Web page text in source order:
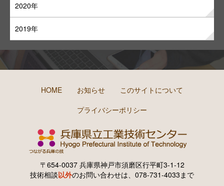
2020年
2019年
HOME お知らせ
このサイトについて
プライバシーポリシー
〒654-0037 兵庫県神戸市須磨区行平町3-1-12
技術相談以外のお問い合わせは、078-731-4033まで